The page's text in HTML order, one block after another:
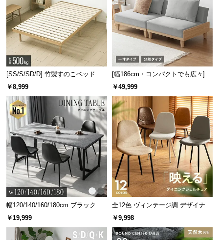
[SS/S/SD/D] 竹製すのこベッド
￥8,999
[幅186cm・コンパクトでも広々] 3
人掛けソファベッド リクライニン
￥49,999
幅120/140/160/180cm ブラックフ
レーム ダイニング 大理石調 4人掛
￥19,999
全12色 ヴィンテージ調 デザイナー
ズシェルチェア
￥9,998